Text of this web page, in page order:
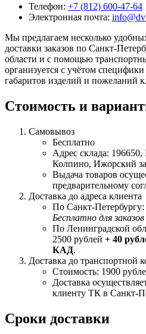
Телефон: +7 (812) 600-47-64
Электронная почта:
Мы предлагаем несколько
доставки заказов по Санкт-
области и с помощью
организуется с учётом
габаритов изделий и пожеланий
Стоимость и
Самовывоз
Бесплатно
Адрес склада: 196650,
Колпино, Ижорский
Выдача товаров
предварительному
Доставка до адреса клиента
По Санкт-Петербургу:
Бесплатно для
По Ленинградской
2500 рублей + 40
КАД.
Доставка до транспортной
Стоимость: 1900
Доставка
клиенту ТК в Санкт-
Сроки доставки